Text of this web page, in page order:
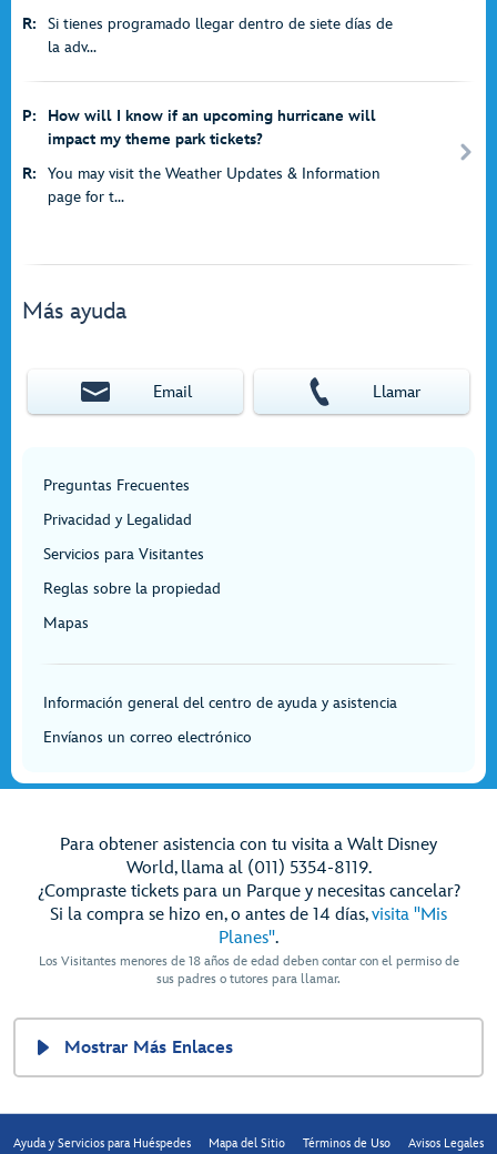
R:
Si tienes programado llegar dentro de siete días de
la adv...
P:
How will I know if an upcoming hurricane will
impact my theme park tickets?
R:
You may visit the Weather Updates & Information
page for t...
Más ayuda
Email Llamar
Preguntas Frecuentes
Privacidad y Legalidad
Servicios para Visitantes
Reglas sobre la propiedad
Mapas
Información general del centro de ayuda y asistencia
Envíanos un correo electrónico
Para obtener asistencia con tu visita a Walt Disney
World, llama al (011) 5354-8119.
¿Compraste tickets para un Parque y necesitas cancelar?
Si la compra se hizo en, o antes de 14 días,visita "Mis
Planes".
Los Visitantes menores de 18 años de edad deben contar con el permiso de
sus padres o tutores para llamar.
Mostrar Más Enlaces
Ayuda y Servicios para Huéspedes Mapa del Sitio Términos de Uso Avisos Legales